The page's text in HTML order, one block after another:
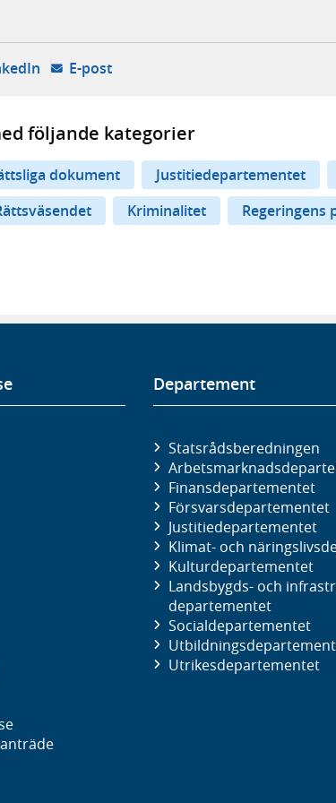
flik, extern webbplats,
i ny flik, extern webbplats,
- öppnas i ny flik, extern webbplats,
E-post- öppnar din e-postklient,
följande kategorier
dokument Justitiedepartementet
Kriminalitet Regeringens
Departement
Statsrådsberedningen
Finans­departementet
Försvars­departementet
Justitie­departementet
Klimat- och
Kultur­departementet
Landsbygds- och
departementet
Social­departementet
Utrikes­departementet